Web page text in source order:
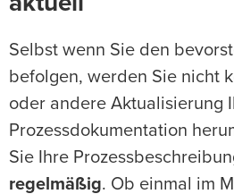
Selbst wenn Sie den
befolgen, werden Sie nicht
oder andere Aktualisierung
Prozessdokumentation
Sie Ihre
regelmäßig. Ob einmal im